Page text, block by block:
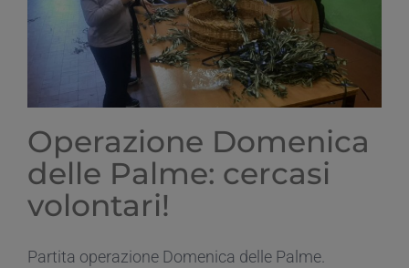
Operazione Domenica
delle Palme: cercasi
volontari!
Partita operazione Domenica delle Palme.